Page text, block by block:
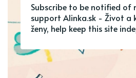
Subscribe to be notified of
support Alinka.sk - Život a
ženy, help keep this site